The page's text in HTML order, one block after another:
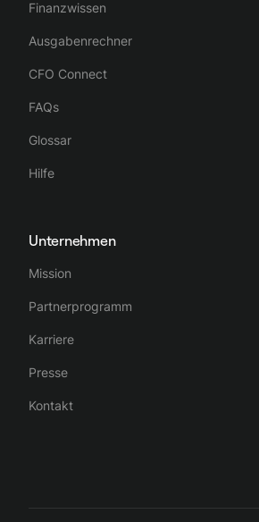
Finanzwissen
Ausgabenrechner
CFO Connect
FAQs
Glossar
Hilfe
Unternehmen
Mission
Partnerprogramm
Karriere
Presse
Kontakt